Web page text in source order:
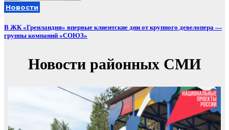
Новости
В ЖК «Гренландия» впервые клиентские дни от крупного девелопера —
группы компаний «СОЮЗ»